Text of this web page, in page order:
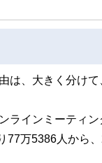
は、大きく分け
ラインミーティ
77万5386人から